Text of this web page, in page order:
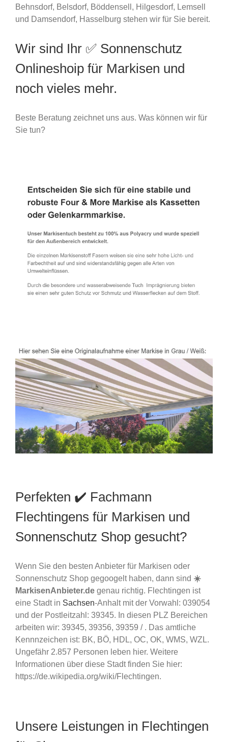
Behnsdorf, Belsdorf, Böddensell, Hilgesdorf, Lemsell
und Damsendorf, Hasselburg stehen wir für Sie bereit.
Wir sind Ihr ✅ Sonnenschutz
Onlineshoip für Markisen und
noch vieles mehr.
Beste Beratung zeichnet uns aus. Was können wir für
Sie tun?
Perfekten ✔️ Fachmann
Flechtingens für Markisen und
Sonnenschutz Shop gesucht?
Wenn Sie den besten Anbieter für Markisen oder
Sonnenschutz Shop gegoogelt haben, dann sind ☀️
MarkisenAnbieter.de genau richtig. Flechtingen ist
eine Stadt in Sachsen-Anhalt mit der Vorwahl: 039054
und der Postleitzahl: 39345. In diesen PLZ Bereichen
arbeiten wir: 39345, 39356, 39359 / . Das amtliche
Kennnzeichen ist: BK, BÖ, HDL, OC, OK, WMS, WZL.
Ungefähr 2.857 Personen leben hier. Weitere
Informationen über diese Stadt finden Sie hier:
https://de.wikipedia.org/wiki/Flechtingen.
Unsere Leistungen in Flechtingen